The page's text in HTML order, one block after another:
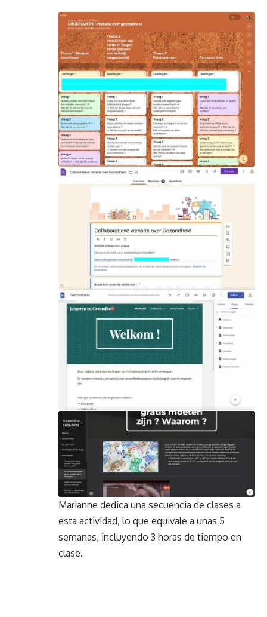
Marianne dedica una secuencia de clases a
esta actividad, lo que equivale a unas 5
semanas, incluyendo 3 horas de tiempo en
clase.